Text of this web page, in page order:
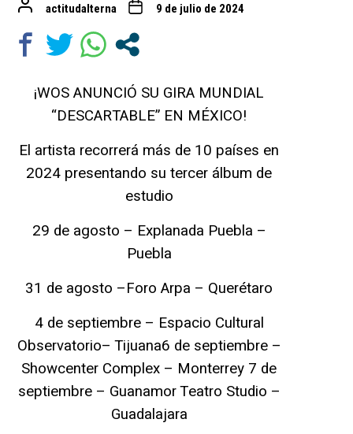
actitudalterna 9 de julio de 2024
¡WOS ANUNCIÓ SU GIRA MUNDIAL
“DESCARTABLE” EN MÉXICO!
El artista recorrerá más de 10 países en
2024 presentando su tercer álbum de
estudio
29 de agosto – Explanada Puebla –
Puebla
31 de agosto –Foro Arpa – Querétaro
4 de septiembre – Espacio Cultural
Observatorio– Tijuana6 de septiembre –
Showcenter Complex – Monterrey 7 de
septiembre – Guanamor Teatro Studio –
Guadalajara